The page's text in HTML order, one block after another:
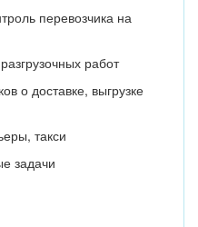
перевозчика на
работ
о доставке, выгрузке
такси
задачи